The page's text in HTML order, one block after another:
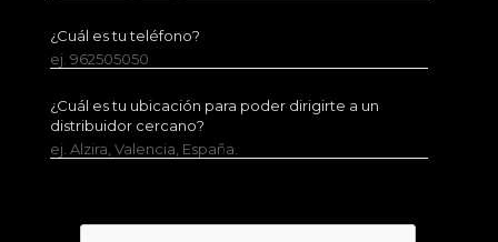
¿Cuál es tu teléfono?
ej. 962505050
¿Cuál es tu ubicación para poder dirigirte a un
distribuidor cercano?
ej. Alzira, Valencia, España.